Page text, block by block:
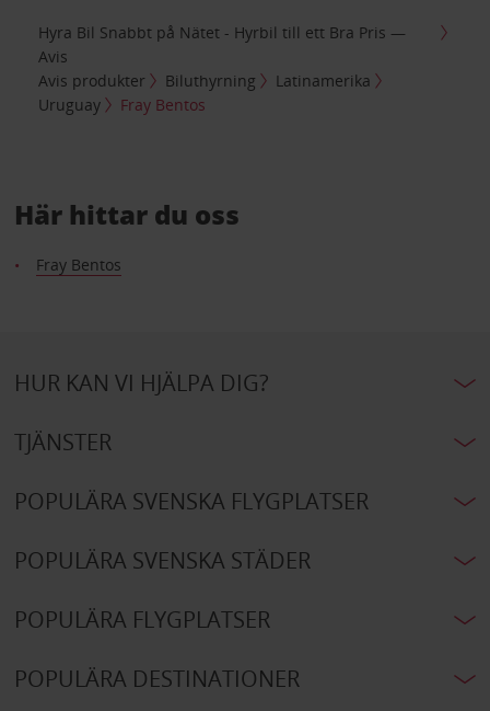
Hyra Bil Snabbt på Nätet - Hyrbil till ett Bra Pris —
Avis
Avis produkter
Biluthyrning
Latinamerika
Uruguay
Fray Bentos
Här hittar du oss
Fray Bentos
HUR KAN VI HJÄLPA DIG?
TJÄNSTER
POPULÄRA SVENSKA FLYGPLATSER
POPULÄRA SVENSKA STÄDER
POPULÄRA FLYGPLATSER
POPULÄRA DESTINATIONER